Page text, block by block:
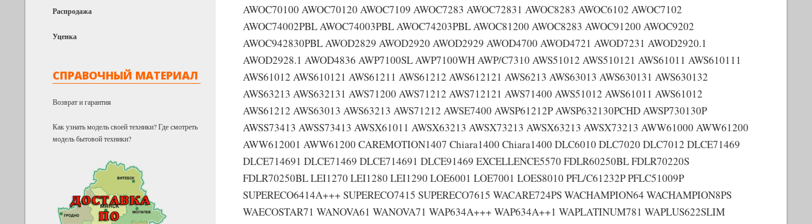
Распродажа
Уценка
СПРАВОЧНЫЙ МАТЕРИАЛ
Возврат и гарантия
Как узнать модель своей техники? Где смотреть
модель бытовой техники?
AWOC70100 AWOC70120 AWOC7109 AWOC7283 AWOC72831 AWOC8283 AWOC6102 AWOC7102
AWOC74002PBL AWOC74003PBL AWOC74203PBL AWOC81200 AWOC8283 AWOC91200 AWOC9202
AWOC942830PBL AWOD2829 AWOD2920 AWOD2929 AWOD4700 AWOD4721 AWOD7231 AWOD2920.1
AWOD2928.1 AWOD4836 AWP7100SL AWP7100WH AWP/C7310 AWS51012 AWS510121 AWS61011 AWS610111
AWS61012 AWS610121 AWS61211 AWS61212 AWS612121 AWS6213 AWS63013 AWS630131 AWS630132
AWS63213 AWS632131 AWS71200 AWS71212 AWS712121 AWS71400 AWS51012 AWS61011 AWS61012
AWS61212 AWS63013 AWS63213 AWS71212 AWSE7400 AWSP61212P AWSP632130PCHD AWSP730130P
AWSS73413 AWSS73413 AWSX61011 AWSX63213 AWSX73213 AWSX63213 AWSX73213 AWW61000 AWW61200
AWW612001 AWW61200 CAREMOTION1407 Chiara1400 Chiara1400 DLC6010 DLC7020 DLC7012 DLCE71469
DLCE714691 DLCE71469 DLCE714691 DLCE91469 EXCELLENCE5570 FDLR60250BL FDLR70220S
FDLR70250BL LEI1270 LEI1280 LEI1290 LOE6001 LOE7001 LOES8010 PFL/C61232P PFLC51009P
SUPERECO6414A+++ SUPERECO7415 SUPERECO7615 WACARE724PS WACHAMPION64 WACHAMPION8PS
WAECOSTAR71 WANOVA61 WANOVA71 WAP634A+++ WAP634A++1 WAPLATINUM781 WAPLUS622SLIM